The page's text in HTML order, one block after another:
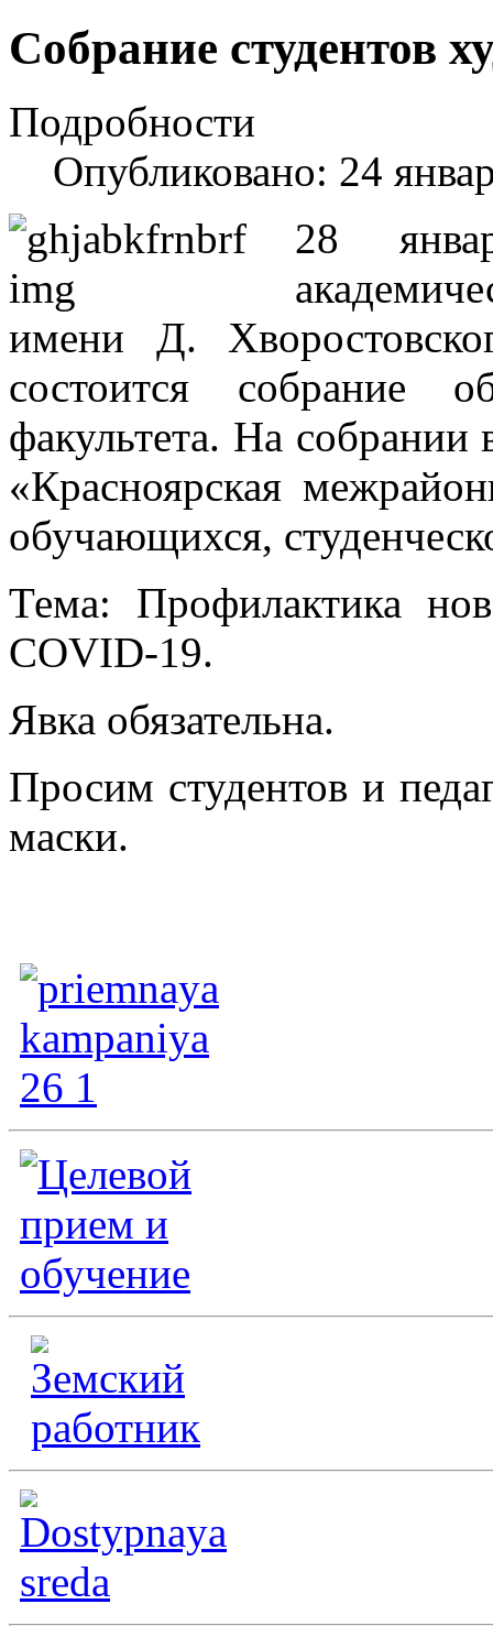
Собрание студентов
Подробности
Опубликовано: 24
28
имени Д.
состоится собрание
факультета. На
«Красноярская
обучающихся,
Тема: Профилактика
COVID-19.
Явка обязательна.
Просим студентов и
маски.